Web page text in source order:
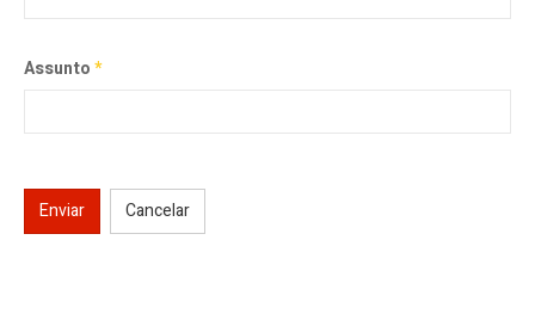
Assunto*
Enviar Cancelar